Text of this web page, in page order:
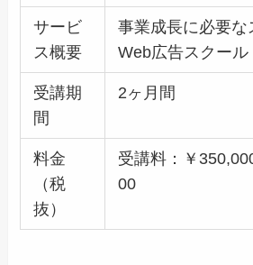
サービ
ス概要
事業成長に必要な
Web広告スクール
受講期
間
2ヶ月間
料金
（税
抜）
受講料：￥
00